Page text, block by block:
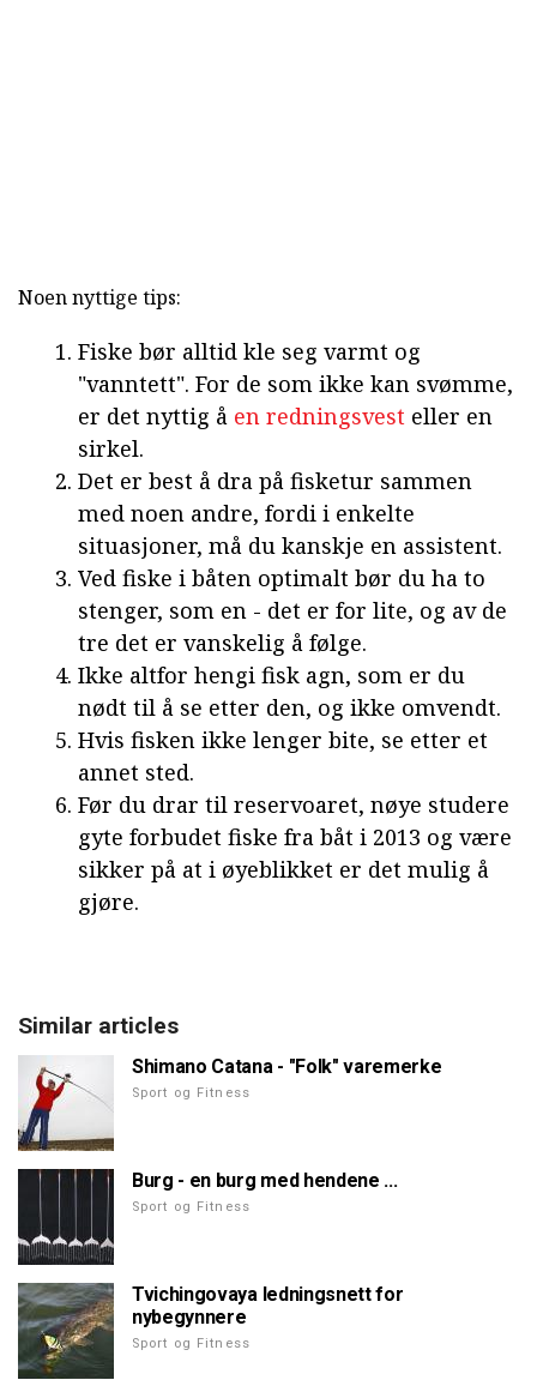
Noen nyttige tips:
Fiske bør alltid kle seg varmt og
"vanntett". For de som ikke kan svømme,
er det nyttig å en redningsvest eller en
sirkel.
Det er best å dra på fisketur sammen
med noen andre, fordi i enkelte
situasjoner, må du kanskje en assistent.
Ved fiske i båten optimalt bør du ha to
stenger, som en - det er for lite, og av de
tre det er vanskelig å følge.
Ikke altfor hengi fisk agn, som er du
nødt til å se etter den, og ikke omvendt.
Hvis fisken ikke lenger bite, se etter et
annet sted.
Før du drar til reservoaret, nøye studere
gyte forbudet fiske fra båt i 2013 og være
sikker på at i øyeblikket er det mulig å
gjøre.
Similar articles
Shimano Catana - "Folk" varemerke
Sport og Fitness
Burg - en burg med hendene ...
Sport og Fitness
Tvichingovaya ledningsnett for
nybegynnere
Sport og Fitness